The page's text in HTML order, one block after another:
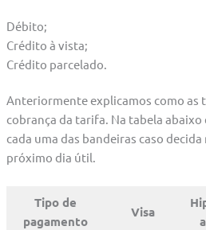
Débito;
Crédito à vista;
Crédito parcelado.
Anteriormente explicamos como as
cobrança da tarifa. Na tabela
cada uma das bandeiras caso
próximo dia útil.
Tipo de
pagamento
Visa